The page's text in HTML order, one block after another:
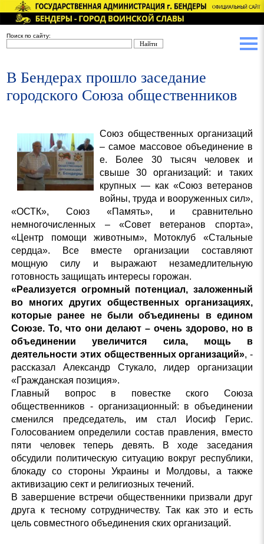
Поиск по сайту:
В Бендерах прошло заседание
городского Союза общественников
Союз общественных организаций
– самое массовое объединение в
е. Более 30 тысяч человек и
свыше 30 организаций: и таких
крупных — как «Союз ветеранов
войны, труда и вооруженных сил»,
«ОСТК», Союз «Память», и сравнительно
немногочисленных – «Совет ветеранов спорта»,
«Центр помощи животным», Мотоклуб «Стальные
сердца». Все вместе организации составляют
мощную силу и выражают незамедлительную
готовность защищать интересы горожан.
«Реализуется огромный потенциал, заложенный
во многих других общественных организациях,
которые ранее не были объединены в едином
Союзе. То, что они делают – очень здорово, но в
объединении увеличится сила, мощь в
деятельности этих общественных организаций», -
рассказал Александр Стукало, лидер организации
«Гражданская позиция».
Главный вопрос в повесткеского Союза
общественников - организационный: в объединении
сменился председатель, им стал Иосиф Герис.
Голосованием определили состав правления, вместо
пяти человек теперь девять. В ходе заседания
обсудили политическую ситуацию вокруг республики,
блокаду со стороны Украины и Молдовы, а также
активизацию сект и религиозных течений.
В завершение встречи общественники призвали друг
друга к тесному сотрудничеству. Так как это и есть
цель совместного объединенияских организаций.